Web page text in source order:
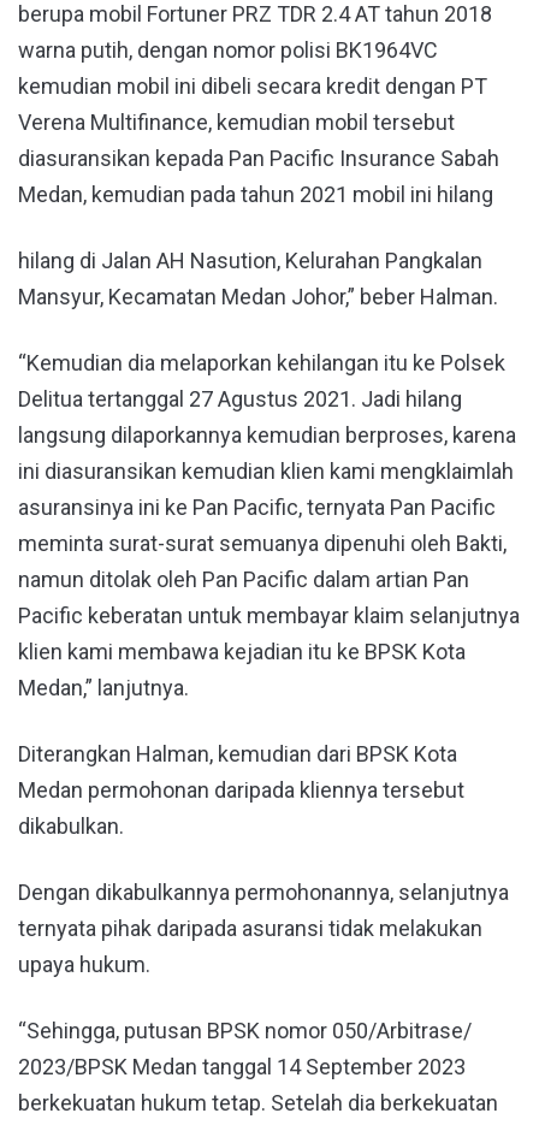
berupa mobil Fortuner PRZ TDR 2.4 AT tahun 2018
warna putih, dengan nomor polisi BK1964VC
kemudian mobil ini dibeli secara kredit dengan PT
Verena Multifinance, kemudian mobil tersebut
diasuransikan kepada Pan Pacific Insurance Sabah
Medan, kemudian pada tahun 2021 mobil ini hilang
hilang di Jalan AH Nasution, Kelurahan Pangkalan
Mansyur, Kecamatan Medan Johor,” beber Halman.
“Kemudian dia melaporkan kehilangan itu ke Polsek
Delitua tertanggal 27 Agustus 2021. Jadi hilang
langsung dilaporkannya kemudian berproses, karena
ini diasuransikan kemudian klien kami mengklaimlah
asuransinya ini ke Pan Pacific, ternyata Pan Pacific
meminta surat-surat semuanya dipenuhi oleh Bakti,
namun ditolak oleh Pan Pacific dalam artian Pan
Pacific keberatan untuk membayar klaim selanjutnya
klien kami membawa kejadian itu ke BPSK Kota
Medan,” lanjutnya.
Diterangkan Halman, kemudian dari BPSK Kota
Medan permohonan daripada kliennya tersebut
dikabulkan.
Dengan dikabulkannya permohonannya, selanjutnya
ternyata pihak daripada asuransi tidak melakukan
upaya hukum.
“Sehingga, putusan BPSK nomor 050/Arbitrase/
2023/BPSK Medan tanggal 14 September 2023
berkekuatan hukum tetap. Setelah dia berkekuatan